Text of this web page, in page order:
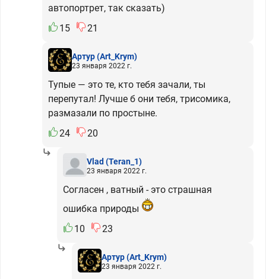
автопортрет, так сказать)
15
21
Артур(Art_Krym)
23 января 2022 г.
Тупые — это те, кто тебя зачали, ты
перепутал! Лучше б они тебя, трисомика,
размазали по простыне.
24
20
Vlad(Teran_1)
23 января 2022 г.
Согласен , ватный - это страшная
ошибка природы
10
23
Артур(Art_Krym)
23 января 2022 г.